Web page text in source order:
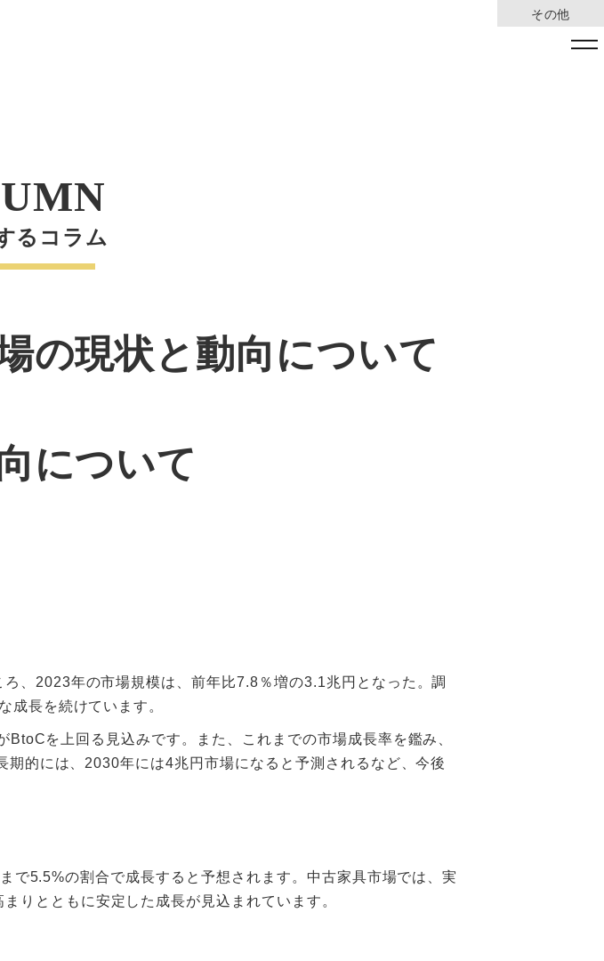
るコラム
の現状と動向について
その他
について
、2023年の市場規模は、前年比7.8％増の3.1兆円となった。調
成長を続けています。
を上回る見込みです。また、これまでの市場成長率を鑑み、
的には、2030年には4兆円市場になると予測されるなど、今後
5.5%の割合で成長すると予想されます。中古家具市場では、実
りとともに安定した成長が見込まれています。